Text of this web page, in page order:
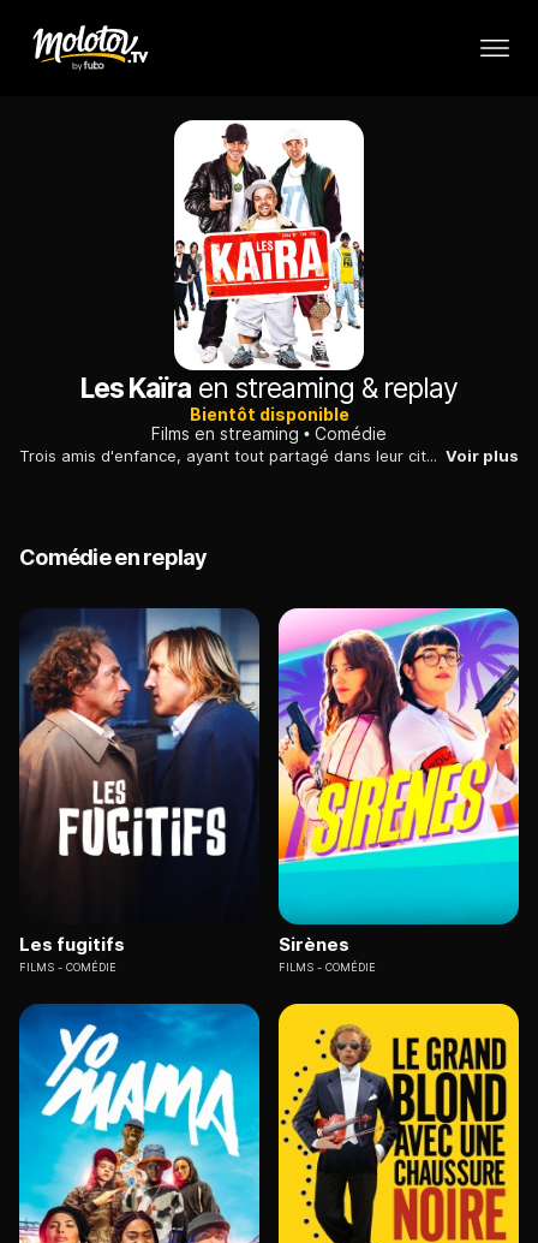
Les Kaïra en streaming & replay
Bientôt disponible
Films en streaming
Comédie
Trois amis d'enfance, ayant tout partagé dans leur cité de Melun, n'ont plus qu'une obsession : sortir du célibat. Ils s'inscrivent à un casting pornographique. Voir plus
Comédie en replay
Les fugitifs
FILMS COMÉDIE
Sirènes
FILMS COMÉDIE